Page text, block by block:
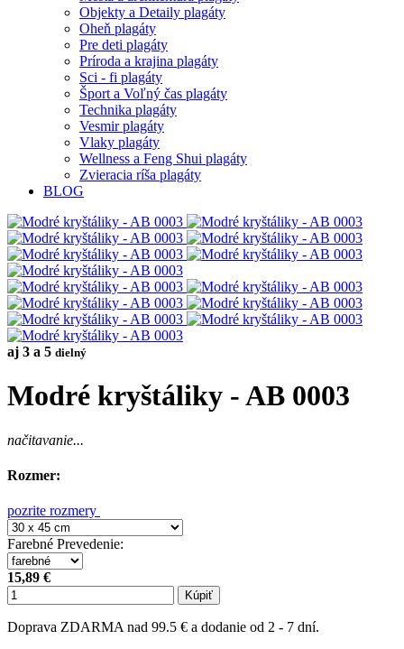
Objekty a Detaily plagáty
Oheň plagáty
Pre deti plagáty
Príroda a krajina plagáty
Sci - fi plagáty
Šport a Voľný čas plagáty
Technika plagáty
Vesmir plagáty
Vlaky plagáty
Wellness a Feng Shui plagáty
Zvieracia ríša plagáty
BLOG
aj 3 a 5 dielný
Modré kryštáliky - AB 0003
načitavanie...
Rozmer:
pozrite rozmery
Farebné Prevedenie:
15,89 €
Kúpiť
Doprava ZDARMA nad 99.5 € a dodanie od 2 - 7 dní.